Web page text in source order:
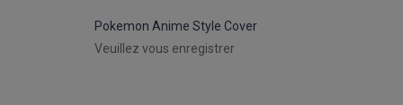
Pokemon Anime Style Cover
Veuillez vous enregistrer